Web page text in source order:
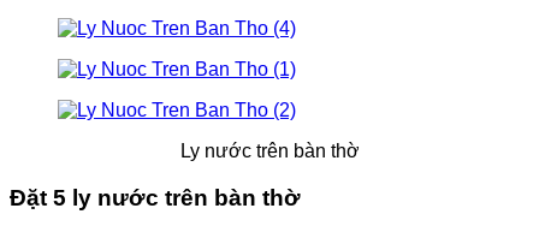
Ly nước trên bàn thờ
Đặt 5 ly nước trên bàn thờ